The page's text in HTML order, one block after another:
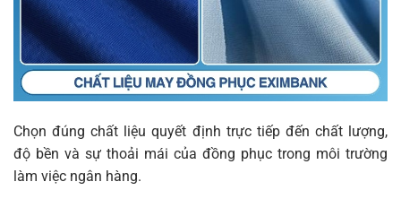
Chọn đúng chất liệu quyết định trực tiếp đến chất lượng,
độ bền và sự thoải mái của đồng phục trong môi trường
làm việc ngân hàng.